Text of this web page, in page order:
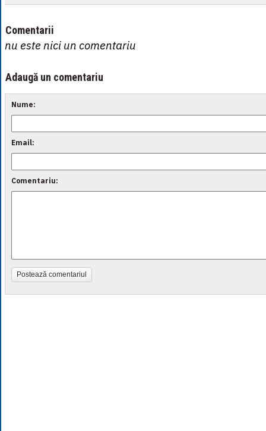
Comentarii
nu este nici un comentariu
Adaugă un comentariu
Nume:
Email:
Comentariu:
Postează comentariul